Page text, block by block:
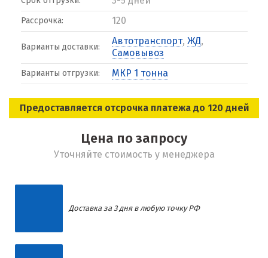
Рассрочка: 120
Варианты доставки:
Автотранспорт, ЖД,
Самовывоз
Варианты отгрузки: МКР 1 тонна
Предоставляется отсрочка платежа до 120 дней
Цена по запросу
Уточняйте стоимость у менеджера
Доставка за 3 дня в любую точку РФ